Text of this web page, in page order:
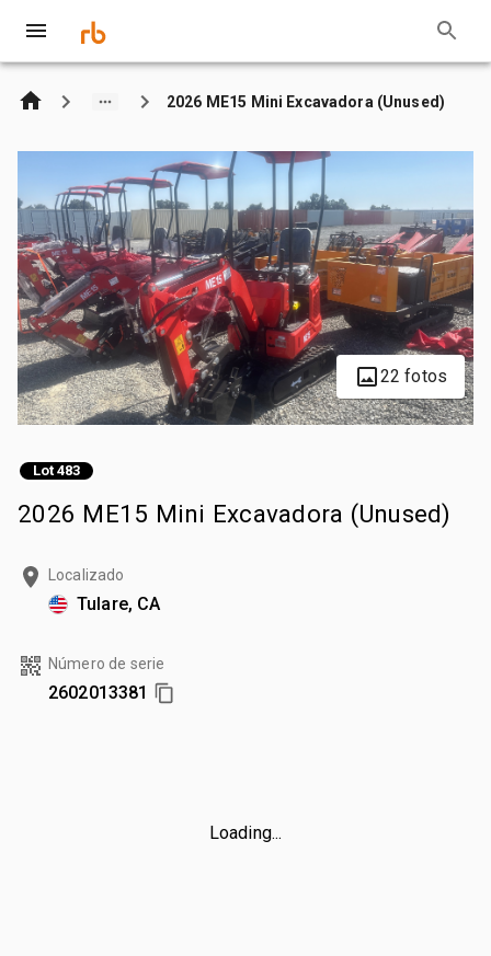
2026 ME15 Mini Excavadora (Unused)
22 fotos
Lot 483
2026 ME15 Mini Excavadora (Unused)
Localizado
Tulare, CA
Número de serie
2602013381
Loading...